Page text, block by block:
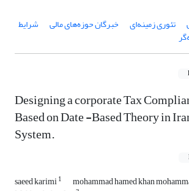
تئوری زمینه‌ای خبرگان حوزه‌های مالی شرایط
Designing a corporate Tax
Based on Date -Based Theory in
System.
saeed karimi1 mohammad hamed khan